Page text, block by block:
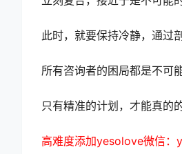
为爱情感专家提示：当老公
人是情绪化的，假如观念上
分手后很坚决，一般情况下
立刻复合，接近于是不可能